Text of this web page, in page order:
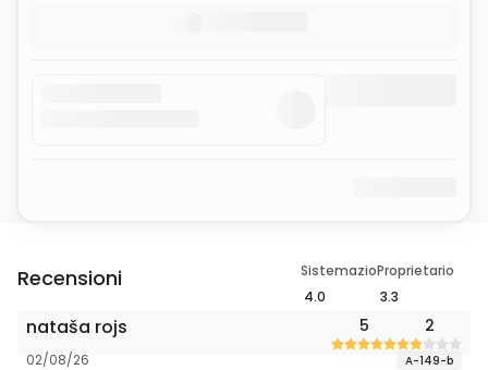
Recensioni
Sistemazione
4.0
Proprietario
3.3
nataša rojs 5 2
02/08/26 A-149-b